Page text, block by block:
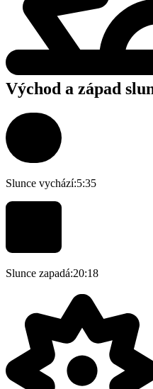
Východ a západ
Slunce vychází:5:35
Slunce zapadá:20:18